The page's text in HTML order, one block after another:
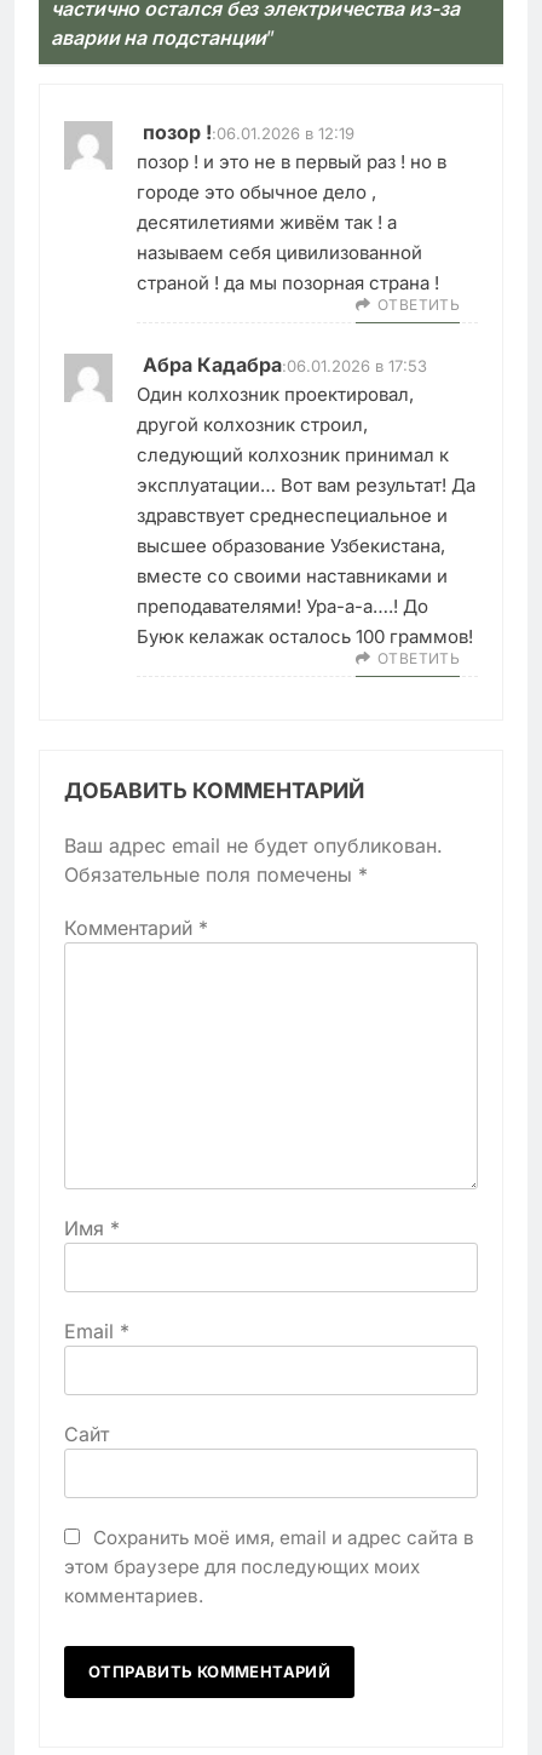
частично остался без электричества из-за
аварии на подстанции”
позор !:06.01.2026 в 12:19
позор ! и это не в первый раз ! но в
городе это обычное дело ,
десятилетиями живём так ! а
называем себя цивилизованной
страной ! да мы позорная страна !
ОТВЕТИТЬ
Абра Кадабра:06.01.2026 в 17:53
Один колхозник проектировал,
другой колхозник строил,
следующий колхозник принимал к
эксплуатации… Вот вам результат! Да
здравствует среднеспециальное и
высшее образование Узбекистана,
вместе со своими наставниками и
преподавателями! Ура-а-а….! До
Буюк келажак осталось 100 граммов!
ОТВЕТИТЬ
ДОБАВИТЬ КОММЕНТАРИЙ
Ваш адрес email не будет опубликован.
Обязательные поля помечены *
Комментарий *
Имя *
Email *
Сайт
Сохранить моё имя, email и адрес сайта в
этом браузере для последующих моих
комментариев.